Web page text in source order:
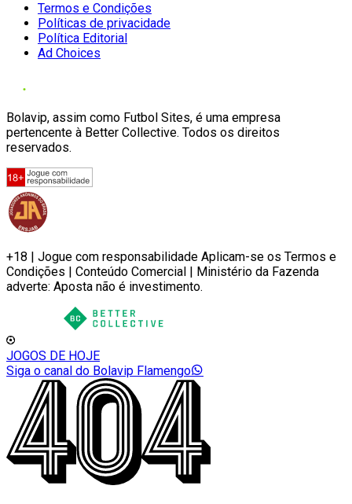
Termos e Condições
Políticas de privacidade
Política Editorial
Ad Choices
Bolavip, assim como Futbol Sites, é uma empresa
pertencente à Better Collective. Todos os direitos
reservados.
+18 | Jogue com responsabilidade Aplicam-se os Termos e
Condições | Conteúdo Comercial | Ministério da Fazenda
adverte: Aposta não é investimento.
JOGOS DE HOJE
Siga o canal do Bolavip Flamengo